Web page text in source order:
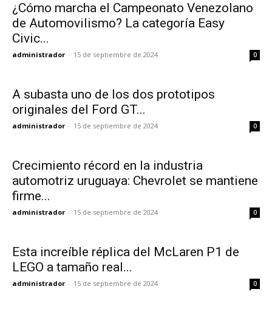
¿Cómo marcha el Campeonato Venezolano
de Automovilismo? La categoría Easy
Civic...
administrador - 15 de septiembre de 2024 0
A subasta uno de los dos prototipos
originales del Ford GT...
administrador - 15 de septiembre de 2024 0
Crecimiento récord en la industria
automotriz uruguaya: Chevrolet se mantiene
firme...
administrador - 15 de septiembre de 2024 0
Esta increíble réplica del McLaren P1 de
LEGO a tamaño real...
administrador - 15 de septiembre de 2024 0